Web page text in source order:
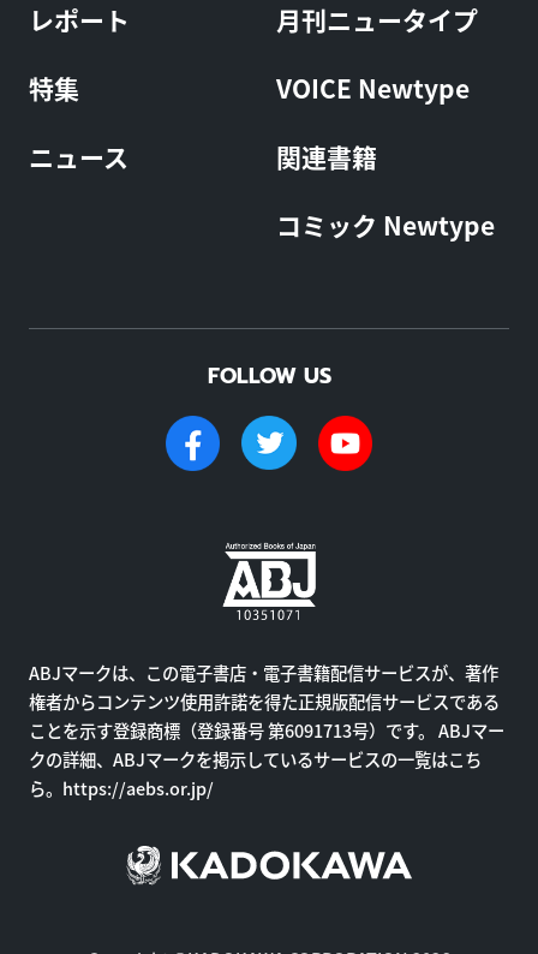
レポート
特集
ニュース
月刊ニュータイプ
VOICE Newtype
関連書籍
コミック Newtype
FOLLOW US
ABJマークは、この電子書店・電子書籍配信サービスが、著作
権者からコンテンツ使用許諾を得た正規版配信サービスである
ことを示す登録商標（登録番号 第6091713号）です。 ABJマー
クの詳細、ABJマークを掲示しているサービスの一覧はこち
ら。 https://aebs.or.jp/